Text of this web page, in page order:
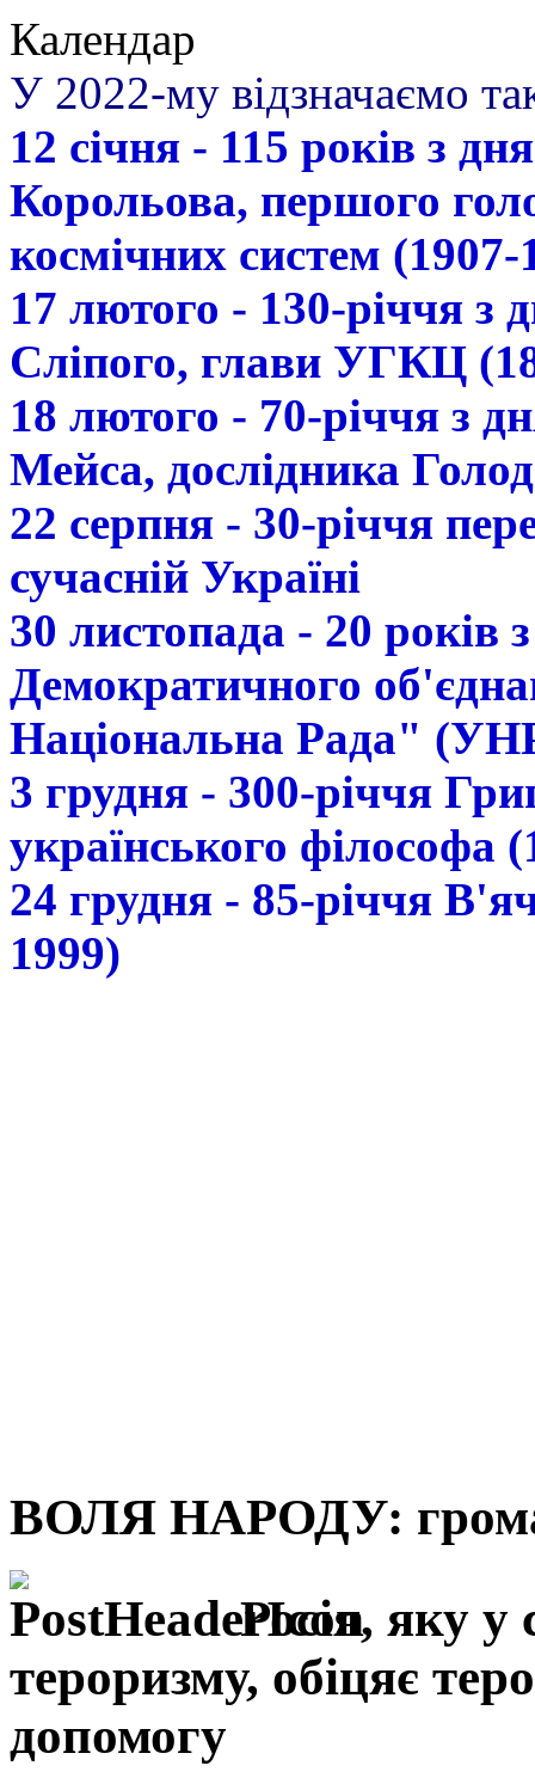
Календар
У 2022-му відзначаємо
12 січня - 115 років з
Корольова, першого
космічних систем (1907-
17 лютого - 130-річчя з
Сліпого, глави УГКЦ
18 лютого - 70-річчя з
Мейса, дослідника
22 серпня - 30-річчя
сучасній Україні
30 листопада - 20 років
Демократичного
Національна Рада"
3 грудня - 300-річчя
українського філософа
24 грудня - 85-річчя
1999)
ВОЛЯ НАРОДУ:
Росія, яку у
тероризму, обіцяє
допомогу